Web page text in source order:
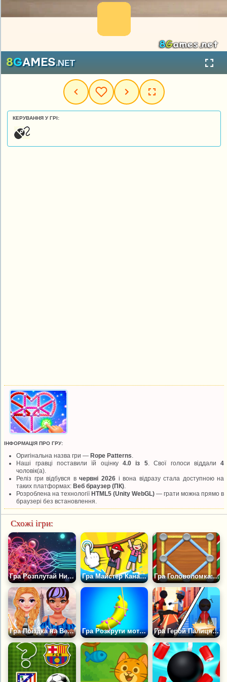
КЕРУВАННЯ У ГРІ:
ІНФОРМАЦІЯ ПРО ГРУ:
Оригінальна назва гри —Rope Patterns
Наші гравці поставили їй оцінку4.0 із 5. Свої голоси віддали4
чоловік(а).
Реліз гри відбувся вчервні 2026і вона відразу стала доступною на
таких платформах:Веб браузер (ПК)
Розроблена на технологіїHTML5 (Unity WebGL) — грати можна прямо в
браузері без встановлення.
Схожі ігри:
Гра Розплутай Нитки Гра Майстер Канатної Дороги Гра Головоломка: Мистецтво Ниток
Гра Поїздка на Весняні Канікули в Європу Гра Розкрути мотузку Гра Герой Палиця Мотузка